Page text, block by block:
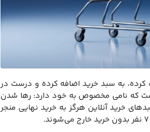
کرده، به سبد خرید اضافه کرده و درست در
که نامی مخصوص به خود دارد: رها شدن
جهانی، به‌طور میانگین بیش از ۷۰ درصد سبدهای خرید آنلاین هرگز به خرید نهایی منجر